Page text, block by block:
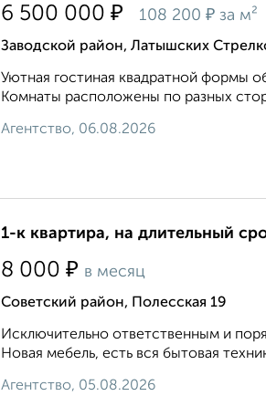
6 500 000 ₽ 108 200 ₽ за м²
Заводской район, Латышских
Уютная гостиная квадратной формы
Комнаты расположены по разных
Агентство, 06.08.2026
1-к квартира, на длительный
8 000 ₽ в месяц
Советский район, Полесская 19
Исключительно ответственным и
Новая мебель, есть вся бытовая
Агентство, 05.08.2026